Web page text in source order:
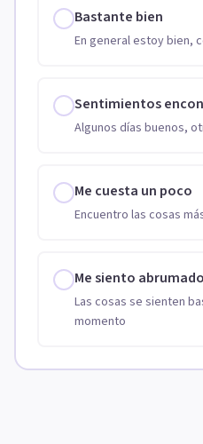
Bastante bien
En general estoy bien,
Sentimientos
Algunos días buenos,
Me cuesta un poco
Encuentro las cosas
Me siento
Las cosas se sienten
momento